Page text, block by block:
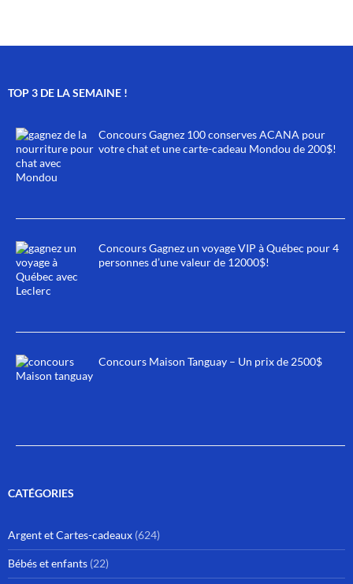
TOP 3 DE LA SEMAINE !
Concours Gagnez 100 conserves ACANA pour
votre chat et une carte-cadeau Mondou de 200$!
Concours Gagnez un voyage VIP à Québec pour 4
personnes d’une valeur de 12000$!
Concours Maison Tanguay – Un prix de 2500$
CATÉGORIES
Argent et Cartes-cadeaux (624)
Bébés et enfants (22)